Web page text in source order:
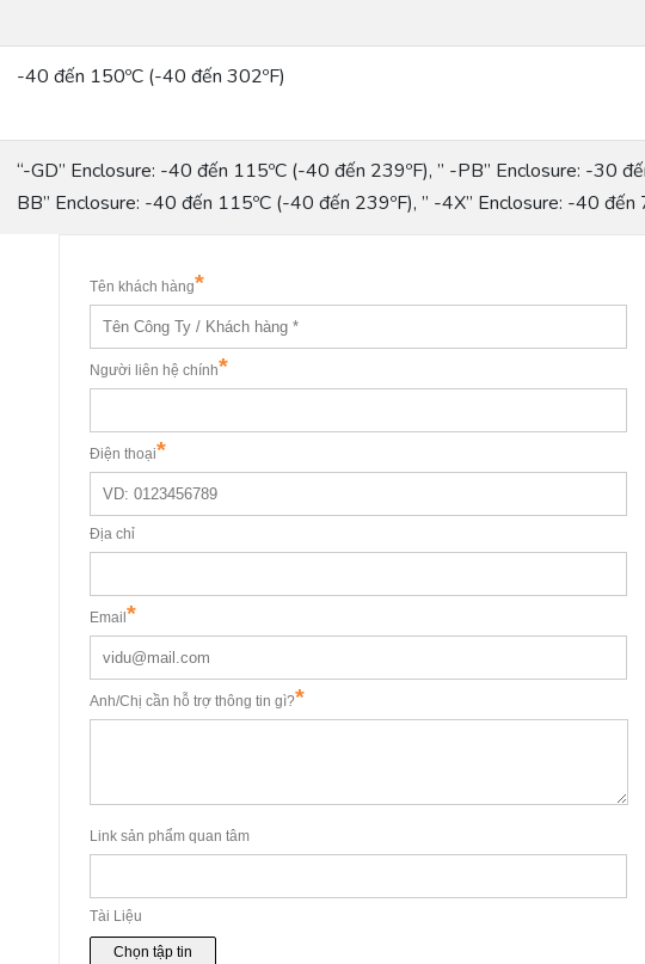
-40 đến 150ºC (-40 đến 302ºF)
“-GD” Enclosure: -40 đến 115ºC (-40 đến 239ºF), ” -PB” Enclosure: -30
BB” Enclosure: -40 đến 115ºC (-40 đến 239ºF), ” -4X” Enclosure: -40 đến